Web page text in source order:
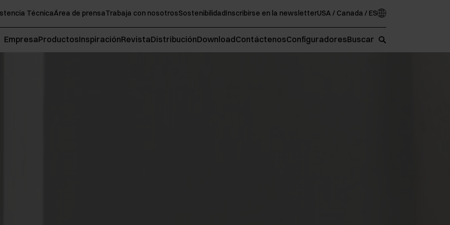
TécnicaÁrea de prensaTrabaja con nosotrosSostenibilidadInscribirse en la newsletterUSA / Canada / ES
EmpresaProductosInspiraciónRevistaDistribuciónDownloadContáctenosConfiguradoresBuscar